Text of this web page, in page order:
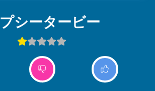
トプシータービー